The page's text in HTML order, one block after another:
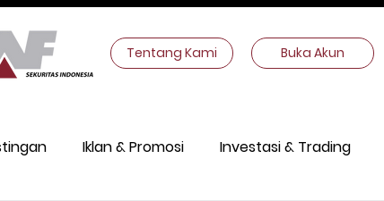
Tentang Kami Buka Akun
Iklan & Promosi Investasi & Trading